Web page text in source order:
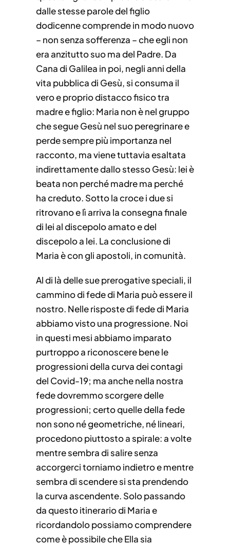
dalle stesse parole del figlio
dodicenne comprende in modo nuovo
– non senza sofferenza – che egli non
era anzitutto suo ma del Padre. Da
Cana di Galilea in poi, negli anni della
vita pubblica di Gesù, si consuma il
vero e proprio distacco fisico tra
madre e figlio: Maria non è nel gruppo
che segue Gesù nel suo peregrinare e
perde sempre più importanza nel
racconto, ma viene tuttavia esaltata
indirettamente dallo stesso Gesù: lei è
beata non perché madre ma perché
ha creduto. Sotto la croce i due si
ritrovano e lì arriva la consegna finale
di lei al discepolo amato e del
discepolo a lei. La conclusione di
Maria è con gli apostoli, in comunità.
Al di là delle sue prerogative speciali, il
cammino di fede di Maria può essere il
nostro. Nelle risposte di fede di Maria
abbiamo visto una progressione. Noi
in questi mesi abbiamo imparato
purtroppo a riconoscere bene le
progressioni della curva dei contagi
del Covid-19; ma anche nella nostra
fede dovremmo scorgere delle
progressioni; certo quelle della fede
non sono né geometriche, né lineari,
procedono piuttosto a spirale: a volte
mentre sembra di salire senza
accorgerci torniamo indietro e mentre
sembra di scendere si sta prendendo
la curva ascendente. Solo passando
da questo itinerario di Maria e
ricordandolo possiamo comprendere
come è possibile che Ella sia